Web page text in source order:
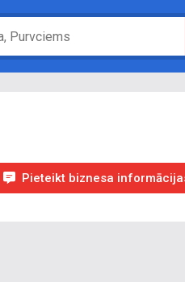
Pieteikt biznesa